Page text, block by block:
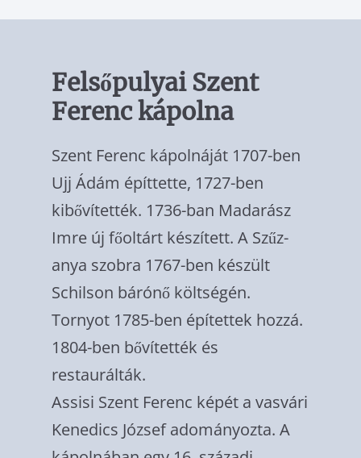
Felsőpulyai Szent
Ferenc kápolna
Szent Ferenc kápolnáját 1707-ben
Ujj Ádám építtette, 1727-ben
kibővítették. 1736-ban Madarász
Imre új főoltárt készített. A Szűz­
anya szobra 1767-ben készült
Schilson bá­rónő költségén.
Tornyot 1785-ben építettek hozzá.
1804-ben bővítették és
restaurálták.
Assisi Szent Ferenc képét a vasvári
Kenedics József adományozta. A